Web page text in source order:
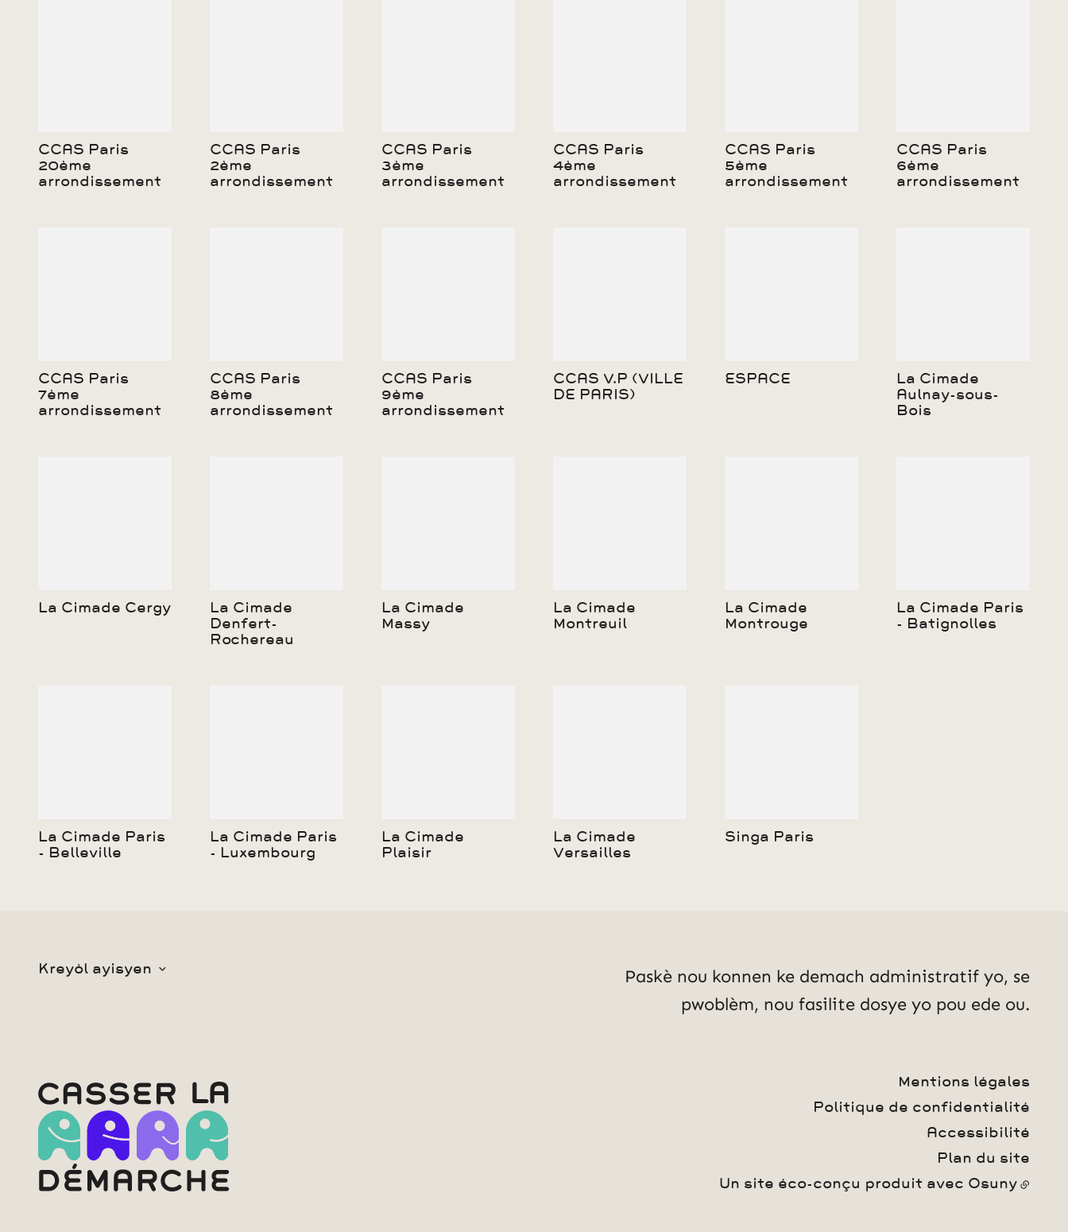
CCAS Paris
20ème
arrondissement
CCAS Paris
2ème
arrondissement
CCAS Paris
3ème
arrondissement
CCAS Paris
4ème
arrondissement
CCAS Paris
5ème
arrondissement
CCAS Paris
6ème
arrondissement
CCAS Paris
7ème
arrondissement
CCAS Paris
8ème
arrondissement
CCAS Paris
9ème
arrondissement
CCAS V.P (VILLE
DE PARIS)
ESPACE
La Cimade
Aulnay-sous-
Bois
La Cimade Cergy
La Cimade
Denfert-
Rochereau
La Cimade
Massy
La Cimade
Montreuil
La Cimade
Montrouge
La Cimade Paris
- Batignolles
La Cimade Paris
- Belleville
La Cimade Paris
- Luxembourg
La Cimade
Plaisir
La Cimade
Versailles
Singa Paris
Kreyòl ayisyen
Paskè nou konnen ke demach administratif yo, se
pwoblèm, nou fasilite dosye yo pou ede ou.
Mentions légales
Politique de confidentialité
Accessibilité
Plan du site
Un site éco-conçu produit avec Osuny